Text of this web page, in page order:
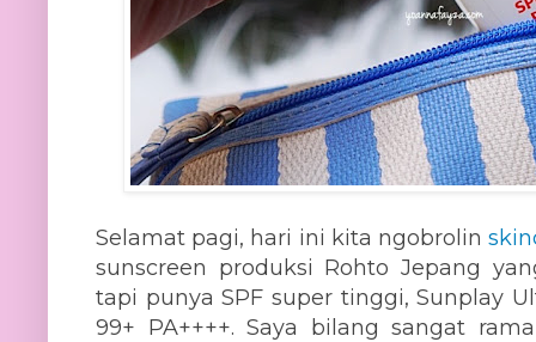
Selamat pagi, hari ini kita ngobrolin
sunscreen produksi Rohto Jepang
tapi punya SPF super tinggi, Sunplay
99+ PA++++. Saya bilang sangat